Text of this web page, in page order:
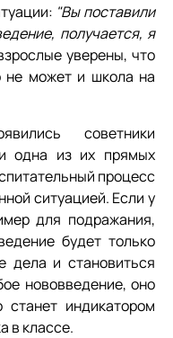
"Вы поставили
получается, я
уверены, что
не может и школа на
советники
одна из их прямых
процесс
ситуацией. Если у
для подражания,
будет только
дела и становиться
нововведение, оно
индикатором
в классе.